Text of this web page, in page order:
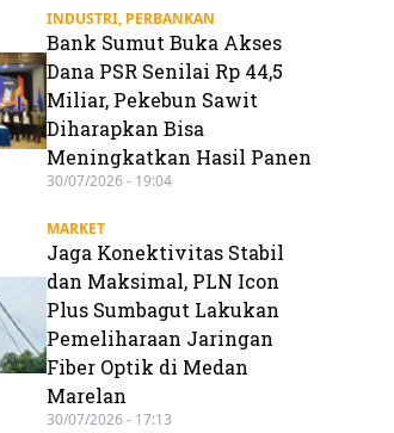
INDUSTRI, PERBANKAN
Bank Sumut Buka Akses
Dana PSR Senilai Rp 44,5
Miliar, Pekebun Sawit
Diharapkan Bisa
Meningkatkan Hasil Panen
30/07/2026 - 19:04
MARKET
Jaga Konektivitas Stabil
dan Maksimal, PLN Icon
Plus Sumbagut Lakukan
Pemeliharaan Jaringan
Fiber Optik di Medan
Marelan
30/07/2026 - 17:13